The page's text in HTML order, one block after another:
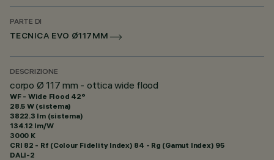
PARTE DI
TECNICA EVO Ø117MM
DESCRIZIONE
corpo Ø 117 mm - ottica wide flood
WF - Wide Flood 42°
28.5 W (sistema)
3822.3 lm (sistema)
134.12 lm/W
3000 K
CRI 82 - Rf (Colour Fidelity Index) 84 - Rg (Gamut Index) 95
DALI-2